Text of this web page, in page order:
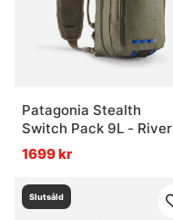
Patagonia Stealth
Switch Pack 9L - River
Rock Green
1699 kr
Slutsåld